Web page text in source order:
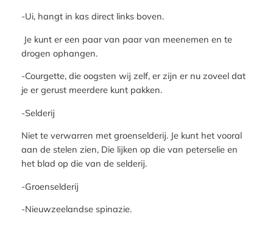
-Ui, hangt in kas direct links boven.
Je kunt er een paar van paar van meenemen en te
drogen ophangen.
-Courgette, die oogsten wij zelf, er zijn er nu zoveel dat
je er gerust meerdere kunt pakken.
-Selderij
Niet te verwarren met groenselderij. Je kunt het vooral
aan de stelen zien, Die lijken op die van peterselie en
het blad op die van de selderij.
-Groenselderij
-Nieuwzeelandse spinazie.